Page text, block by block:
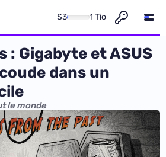
S3 1 Tio
: Gigabyte et ASUS
dans un
le monde